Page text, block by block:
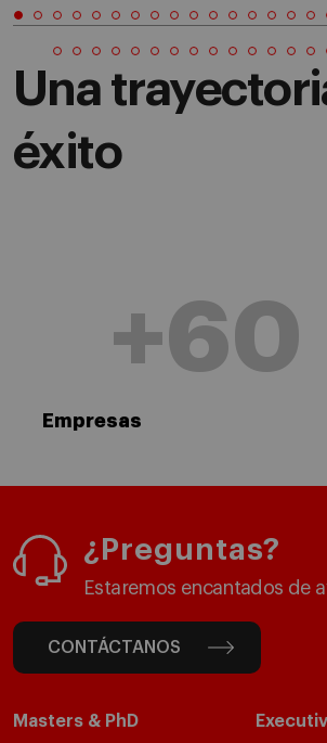
Una
éxito
+60
Empresas
¿Preguntas?
Estaremos encantados de
CONTÁCTANOS
Masters & PhD